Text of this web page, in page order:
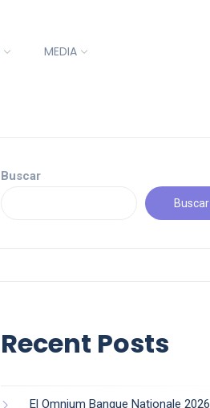
MEDIA
Buscar
Buscar
Recent Posts
El Omnium Banque Nationale 2026